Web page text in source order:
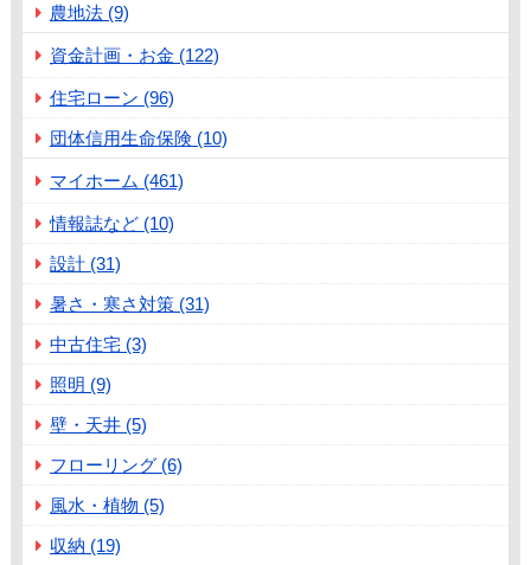
農地法 (9)
資金計画・お金 (122)
住宅ローン (96)
団体信用生命保険 (10)
マイホーム (461)
情報誌など (10)
設計 (31)
暑さ・寒さ対策 (31)
中古住宅 (3)
照明 (9)
壁・天井 (5)
フローリング (6)
風水・植物 (5)
収納 (19)